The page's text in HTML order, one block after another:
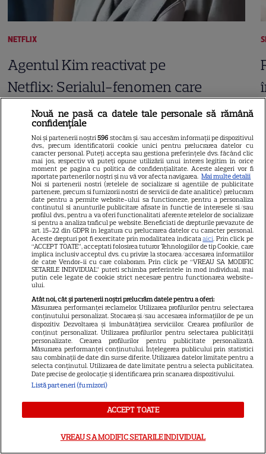
NETFLIX
Agentul Kim reactivat pe
Netflix: Serialul-fenomen care
a rupt topurile de audiență. Ce
șanse sunt pentru Sezonul 2
ARTICOLE PARTENERI
Horoscop Urania | Previziuni
astrologice pentru perioada 1 –
7 august 2026. Venus va intra
în zodia Balanței
Loto 6/49 din 2 august 2026.
Numerele extrase duminică
Nouă ne pasă ca datele tale personale să rămână
confidențiale
Noi și partenerii noștri596 stocăm și/sau accesăm informații pe dispozitivul
dvs., precum identificatorii cookie unici pentru prelucrarea datelor cu
caracter personal. Puteți accepta sau gestiona preferințele dvs. făcând clic
mai jos, respectiv vă puteți opune utilizării unui interes legitim în orice
moment pe pagina cu politica de confidențialitate. Aceste alegeri vor fi
raportate partenerilor noștri și nu vă vor afecta navigarea. Mai multe detalii
Noi si partenerii nostri (retelele de socializare si agentiile de publicitate
partenere, precum si furnizorii nostri de servicii de date analitice) prelucram
date pentru a permite website-ului sa functioneze, pentru a personaliza
continutul si anunturile publicitare afisate in functie de interesele si/sau
profilul dvs., pentru a va oferi functionalitati aferente retelelor de socializare
si pentru a analiza traficul pe website. Beneficiati de drepturile prevazute de
art. 15-22 din GDPR in legatura cu prelucrarea datelor cu caracter personal.
Aceste drepturi pot fi exercitate prin modalitatea indicataaici. Prin click pe
“ACCEPT TOATE”, acceptati folosirea tuturor Tehnologiilor de tip Cookie, care
implica inclusiv acceptul dvs. cu privire la stocarea/accesarea informatiilor
de catre Vendor-ii cu care colaboram. Prin click pe “VREAU SA MODIFIC
SETARILE INDIVIDUAL” puteti schimba preferintele in mod individual, mai
putin cele legate de cookie strict necesare pentru functionarea website-
ului.
Atât noi, cât și partenerii noștri prelucrăm datele pentru a oferi:
Măsurarea performanței reclamelor. Utilizarea profilurilor pentru selectarea
conținutului personalizat. Stocarea și/sau accesarea informațiilor de pe un
dispozitiv. Dezvoltarea și îmbunătățirea serviciilor. Crearea profilurilor de
conținut personalizat. Utilizarea profilurilor pentru selectarea publicității
personalizate. Crearea profilurilor pentru publicitate personalizată.
Măsurarea performanței conținutului. Înțelegerea publicului prin statistici
sau combinații de date din surse diferite. Utilizarea datelor limitate pentru a
selecta conținutul. Utilizarea de date limitate pentru a selecta publicitatea.
Date precise de geolocație și identificarea prin scanarea dispozitivului.
Listă parteneri (furnizori)
ACCEPT TOATE
VREAU SA MODIFIC SETARILE INDIVIDUAL